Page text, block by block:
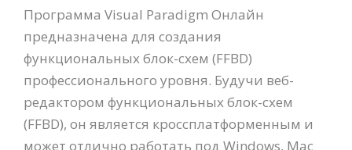
Программа Visual Paradigm Онлайн
предназначена для создания
функциональных блок-схем (FFBD)
профессионального уровня. Будучи веб-
редактором функциональных блок-схем
(FFBD), он является кроссплатформенным и
может отлично работать под Windows, Mac